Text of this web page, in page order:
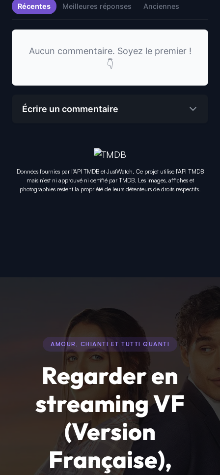
Récentes Meilleures réponses Anciennes
Aucun commentaire. Soyez le premier !
👇
Écrire un commentaire
Données fournies par l'API TMDB et JustWatch. Ce projet utilise l'API TMDB
mais n'est ni approuvé ni certifié par TMDB. Les images, affiches et
photographies restent la propriété de leurs détenteurs de droits respectifs.
AMOUR, CHIANTI ET TUTTI QUANTI
Regarder en
streaming VF
(Version
Française),